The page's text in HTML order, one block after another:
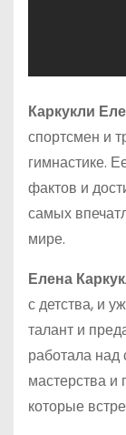
Каркукли
спортсмен и
гимнастике.
фактов и
самых
мире.
Елена
с детства, и
талант и
работала
мастерства и
которые